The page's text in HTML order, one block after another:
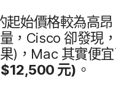
起始​價格​較​為​高
， Cisco卻​發現
)， Mac 其​實​便
$12,500 元) 。